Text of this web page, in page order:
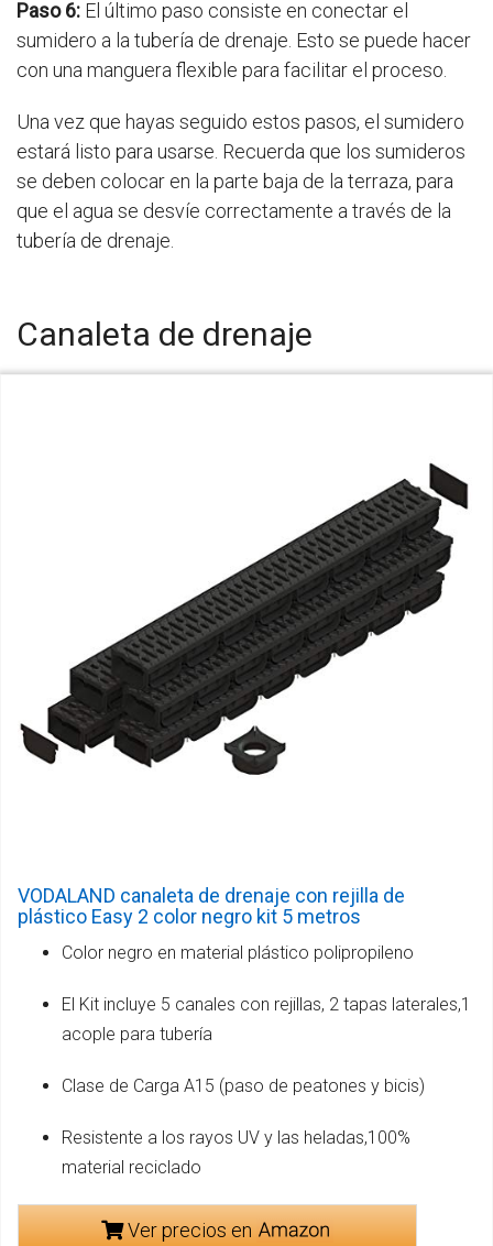
Paso 6: El último paso consiste en conectar el
sumidero a la tubería de drenaje. Esto se puede hacer
con una manguera flexible para facilitar el proceso.
Una vez que hayas seguido estos pasos, el sumidero
estará listo para usarse. Recuerda que los sumideros
se deben colocar en la parte baja de la terraza, para
que el agua se desvíe correctamente a través de la
tubería de drenaje.
Canaleta de drenaje
VODALAND canaleta de drenaje con rejilla de
plástico Easy 2 color negro kit 5 metros
Color negro en material plástico polipropileno
El Kit incluye 5 canales con rejillas, 2 tapas laterales,1
acople para tubería
Clase de Carga A15 (paso de peatones y bicis)
Resistente a los rayos UV y las heladas,100%
material reciclado
Ver precios en